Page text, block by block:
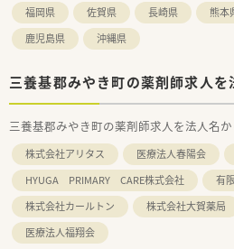
福岡県 佐賀県 長崎県 熊本
鹿児島県
沖縄県
三養基郡みやき町の薬剤師求人を
三養基郡みやき町の薬剤師求人を法人名か
株式会社アリタス 医療法人春陽会
HYUGA PRIMARY CARE株式会社
有
株式会社カールトン
株式会社大賀薬局
医療法人福翔会